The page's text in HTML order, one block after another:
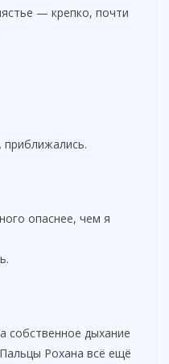
— крепко, почти
опаснее, чем я
собственное дыхание
Рохана всё ещё